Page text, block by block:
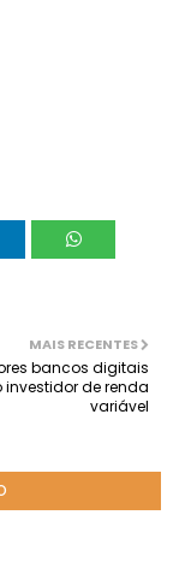
MAIS RECENTES
bancos digitais
investidor de renda
variável